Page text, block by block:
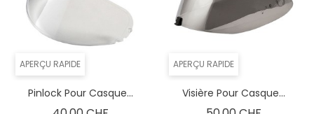
APERÇU RAPIDE
Pinlock Pour Casque...
APERÇU RAPIDE
Visière Pour Casque...